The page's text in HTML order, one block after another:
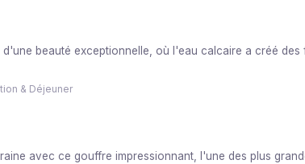
beauté exceptionnelle, où l'eau calcaire a créé
& Déjeuner
avec ce gouffre impressionnant, l'une des plus